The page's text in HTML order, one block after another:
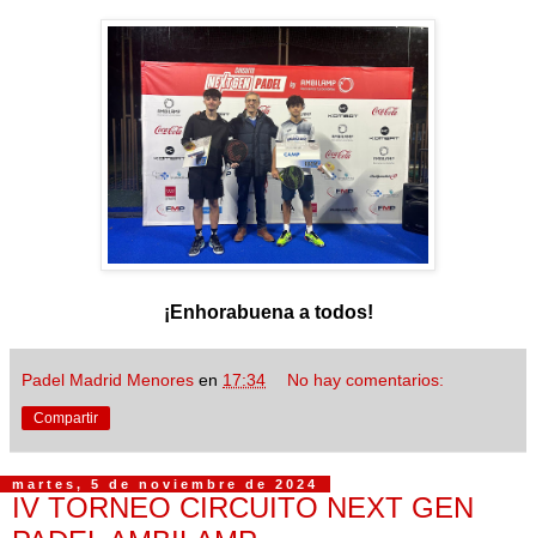
¡Enhorabuena a todos!
Padel Madrid Menores en 17:34 No hay comentarios:
Compartir
martes, 5 de noviembre de 2024
IV TORNEO CIRCUITO NEXT GEN